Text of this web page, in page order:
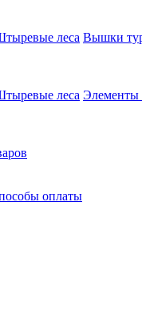
леса Вышки
леса Элементы
оплаты